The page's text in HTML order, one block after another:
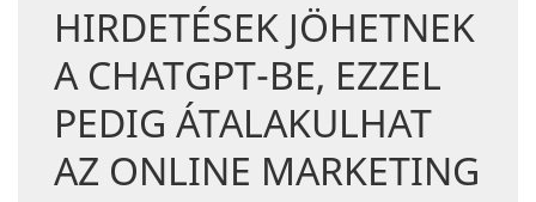
HIRDETÉSEK JÖHETNEK
A CHATGPT-BE, EZZEL
PEDIG ÁTALAKULHAT
AZ ONLINE MARKETING